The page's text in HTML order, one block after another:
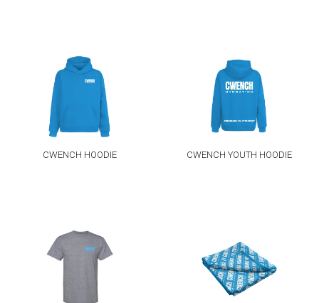
CWENCH HOODIE CWENCH YOUTH HOODIE